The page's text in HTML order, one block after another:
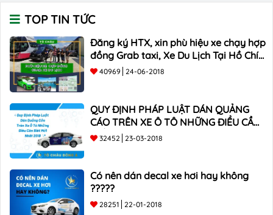
TOP TIN TỨC
Đăng ký HTX, xin phù hiệu xe chạy hợp
đồng Grab taxi, Xe Du Lịch Tại Hồ Chí
Minh Giá Rẻ
40969 24-06-2018
QUY ĐỊNH PHÁP LUẬT DÁN QUẢNG
CÁO TRÊN XE Ô TÔ NHỮNG ĐIỀU CẦN
BIẾT mới nhất 2018 ???
32452 23-03-2018
Có nên dán decal xe hơi hay không
?????
28251 22-01-2018